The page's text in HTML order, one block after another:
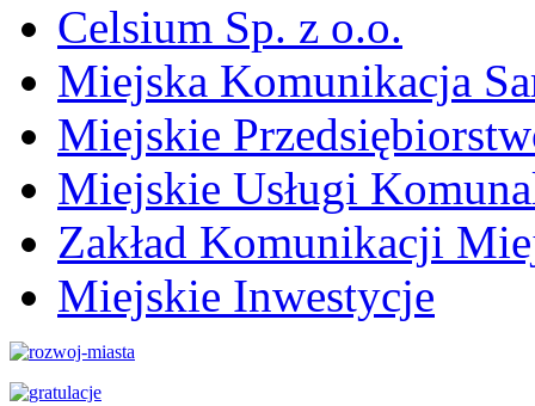
Celsium Sp. z o.o.
Miejska Komunikacja
Miejskie
Miejskie Usługi
Zakład Komunikacji
Miejskie Inwestycje